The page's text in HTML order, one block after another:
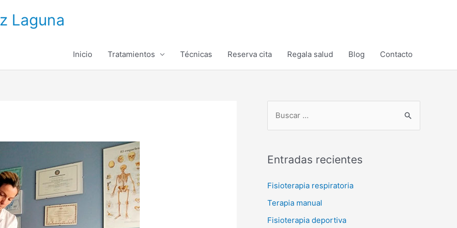
Laguna
Inicio Tratamientos Técnicas Reserva cita Regala salud Blog Contacto
c
r
p
Entradas recientes
Fisioterapia respiratoria
Terapia manual
Fisioterapia deportiva